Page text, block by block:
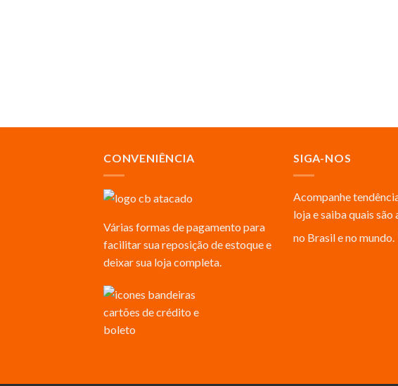
CONVENIÊNCIA
Várias formas de pagamento para
facilitar sua reposição de estoque e
deixar sua loja completa.
SIGA-NOS
Acompanhe
loja e saiba quais são
no Brasil e no mundo.